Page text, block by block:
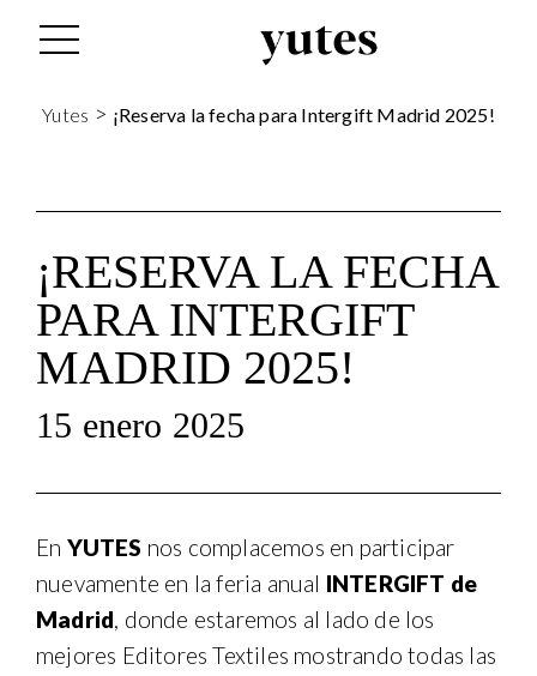
Yutes > ¡Reserva la fecha para Intergift Madrid 2025!
¡RESERVA LA FECHA
PARA INTERGIFT
MADRID 2025!
15 enero 2025
En YUTES nos complacemos en participar
nuevamente en la feria anual INTERGIFT de
Madrid, donde estaremos al lado de los
mejores Editores Textiles mostrando todas las